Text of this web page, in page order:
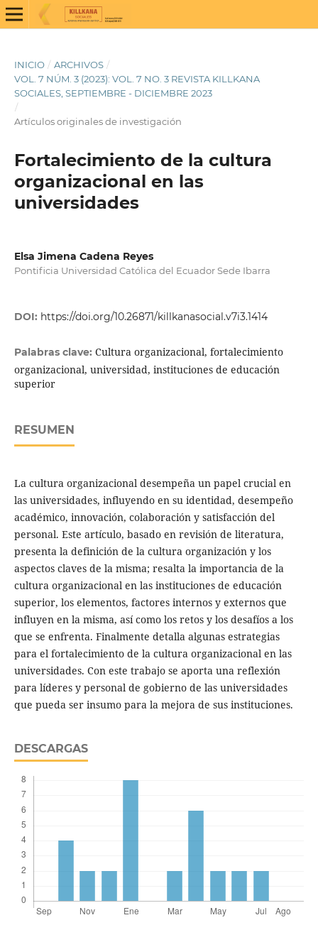
INICIO / ARCHIVOS /
VOL. 7 NÚM. 3 (2023): VOL. 7 NO. 3 REVISTA KILLKANA
SOCIALES, SEPTIEMBRE - DICIEMBRE 2023
/
Artículos originales de investigación
Fortalecimiento de la cultura
organizacional en las
universidades
Elsa Jimena Cadena Reyes
Pontificia Universidad Católica del Ecuador Sede Ibarra
DOI: https://doi.org/10.26871/killkanasocial.v7i3.1414
Palabras clave: Cultura organizacional, fortalecimiento
organizacional, universidad, instituciones de educación
superior
RESUMEN
La cultura organizacional desempeña un papel crucial en
las universidades, influyendo en su identidad, desempeño
académico, innovación, colaboración y satisfacción del
personal. Este artículo, basado en revisión de literatura,
presenta la definición de la cultura organización y los
aspectos claves de la misma; resalta la importancia de la
cultura organizacional en las instituciones de educación
superior, los elementos, factores internos y externos que
influyen en la misma, así como los retos y los desafíos a los
que se enfrenta. Finalmente detalla algunas estrategias
para el fortalecimiento de la cultura organizacional en las
universidades. Con este trabajo se aporta una reflexión
para líderes y personal de gobierno de las universidades
que pueda ser insumo para la mejora de sus instituciones.
DESCARGAS